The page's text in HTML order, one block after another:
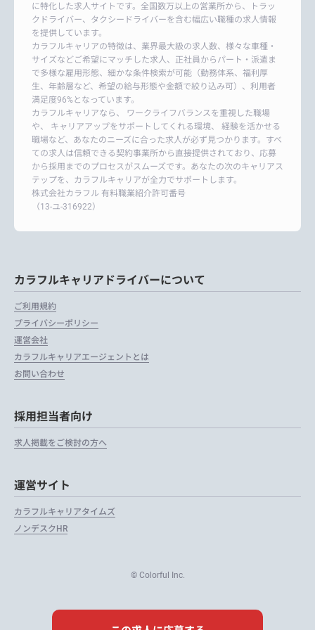
に特化した求人サイトです。全国数万以上の営業所から、トラッ
クドライバー、タクシードライバーを含む幅広い職種の求人情報
を提供しています。
カラフルキャリアの特徴は、業界最大級の求人数、様々な車種・
サイズなどご希望にマッチした求人、正社員からパート・派遣ま
で多様な雇用形態、細かな条件検索が可能（勤務体系、福利厚
生、年齢層など、希望の給与形態や金額で絞り込み可）、利用者
満足度96%となっています。
カラフルキャリアなら、 ワークライフバランスを重視した職場
や、 キャリアアップをサポートしてくれる環境、 経験を活かせる
職場など、あなたのニーズに合った求人が必ず見つかります。すべ
ての求人は信頼できる契約事業所から直接提供されており、応募
から採用までのプロセスがスムーズです。あなたの次のキャリアス
テップを、カラフルキャリアが全力でサポートします。
株式会社カラフル 有料職業紹介許可番号
（13-ユ-316922）
カラフルキャリアドライバーについて
ご利用規約
プライバシーポリシー
運営会社
カラフルキャリアエージェントとは
お問い合わせ
採用担当者向け
求人掲載をご検討の方へ
運営サイト
カラフルキャリアタイムズ
ノンデスクHR
© Colorful Inc.